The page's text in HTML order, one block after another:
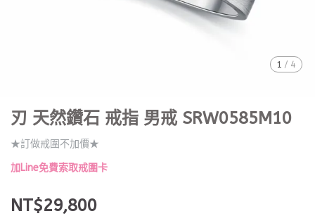
1 / 4
刃 天然鑽石 戒指 男戒 SRW0585M10
★訂做戒圍不加價★
加Line免費索取戒圍卡
NT$29,800